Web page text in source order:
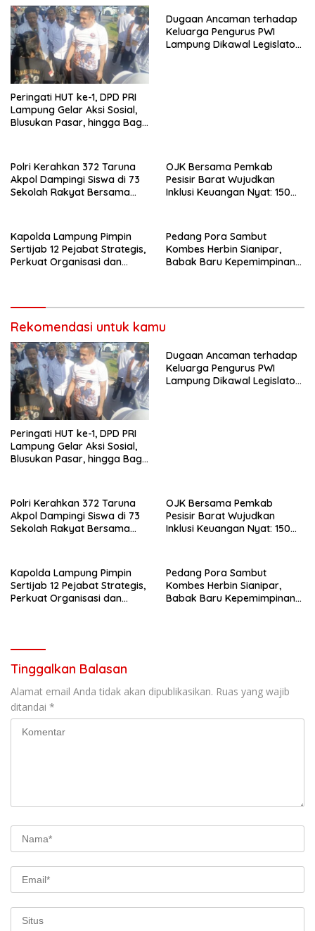
Peringati HUT ke-1, DPD PRI
Lampung Gelar Aksi Sosial,
Blusukan Pasar, hingga Bagi-
Dugaan Ancaman terhadap
Keluarga Pengurus PWI
Lampung Dikawal Legislator
Polri Kerahkan 372 Taruna
Akpol Dampingi Siswa di 73
Sekolah Rakyat Bersama
OJK Bersama Pemkab
Pesisir Barat Wujudkan
Inklusi Keuangan Nyat: 150
Kapolda Lampung Pimpin
Sertijab 12 Pejabat Strategis,
Perkuat Organisasi dan
Pedang Pora Sambut
Kombes Herbin Sianipar,
Babak Baru Kepemimpinan
Rekomendasi untuk kamu
Peringati HUT ke-1, DPD PRI
Lampung Gelar Aksi Sosial,
Blusukan Pasar, hingga Bagi-
Dugaan Ancaman terhadap
Keluarga Pengurus PWI
Lampung Dikawal Legislator
Polri Kerahkan 372 Taruna
Akpol Dampingi Siswa di 73
Sekolah Rakyat Bersama
OJK Bersama Pemkab
Pesisir Barat Wujudkan
Inklusi Keuangan Nyat: 150
Kapolda Lampung Pimpin
Sertijab 12 Pejabat Strategis,
Perkuat Organisasi dan
Pedang Pora Sambut
Kombes Herbin Sianipar,
Babak Baru Kepemimpinan
Tinggalkan Balasan
Alamat email Anda tidak akan dipublikasikan. Ruas yang wajib
ditandai *